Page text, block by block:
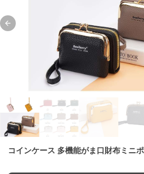
Previous slide
コインケース 多機能がま口財布ミニ